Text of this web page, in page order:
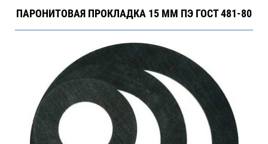
ПАРОНИТОВАЯ ПРОКЛАДКА 15 ММ ПЭ ГОСТ 481-80